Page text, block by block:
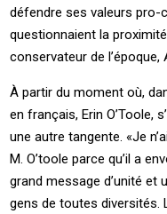
défendre ses valeurs pro-
questionnaient la
conservateur de l’époque,
À partir du moment où,
en français, Erin O’Toole,
une autre tangente. «Je
M. O’toole parce qu’il a
grand message d’unité et
gens de toutes diversités.